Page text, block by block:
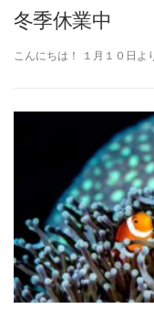
冬季休業中
こんにちは！ １月１０日